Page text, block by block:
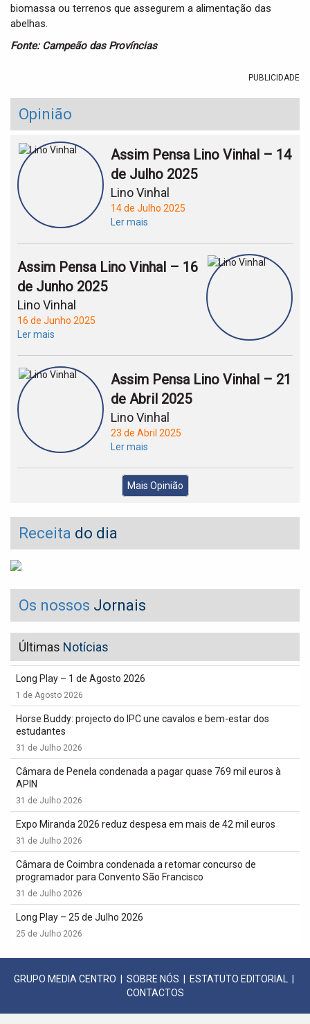
biomassa ou terrenos que assegurem a alimentação das
abelhas.
Fonte: Campeão das Províncias
PUBLICIDADE
Opinião
Assim Pensa Lino Vinhal – 14
de Julho 2025
Lino Vinhal
14 de Julho 2025
Ler mais
Assim Pensa Lino Vinhal – 16
de Junho 2025
Lino Vinhal
16 de Junho 2025
Ler mais
Assim Pensa Lino Vinhal – 21
de Abril 2025
Lino Vinhal
23 de Abril 2025
Ler mais
Mais Opinião
Receita do dia
Os nossos Jornais
Últimas Notícias
Long Play – 1 de Agosto 2026
1 de Agosto 2026
Horse Buddy: projecto do IPC une cavalos e bem-estar dos
estudantes
31 de Julho 2026
Câmara de Penela condenada a pagar quase 769 mil euros à
APIN
31 de Julho 2026
Expo Miranda 2026 reduz despesa em mais de 42 mil euros
31 de Julho 2026
Câmara de Coimbra condenada a retomar concurso de
programador para Convento São Francisco
31 de Julho 2026
Long Play – 25 de Julho 2026
25 de Julho 2026
GRUPO MEDIA CENTRO SOBRE NÓS ESTATUTO EDITORIAL
CONTACTOS